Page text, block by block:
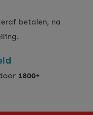
betalen, na
1800+